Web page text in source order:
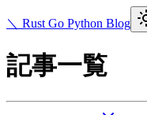
＼ Rust Go Python Blog
記事一覧